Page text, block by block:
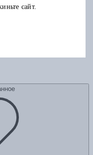
сайт.